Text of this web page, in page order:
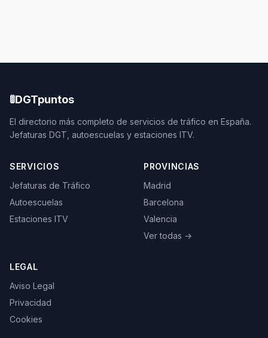
🚦DGTpuntos
El directorio más completo de servicios de tráfico en España.
Jefaturas DGT, autoescuelas y estaciones ITV.
SERVICIOS
Jefaturas de Tráfico
Autoescuelas
Estaciones ITV
PROVINCIAS
Madrid
Barcelona
Valencia
Ver todas →
LEGAL
Aviso Legal
Privacidad
Cookies